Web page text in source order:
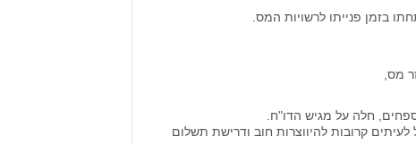
בזמן פנייתו לרשויות המס.
מס,
קרובות להיווצרות חוב ודרישת תשלום